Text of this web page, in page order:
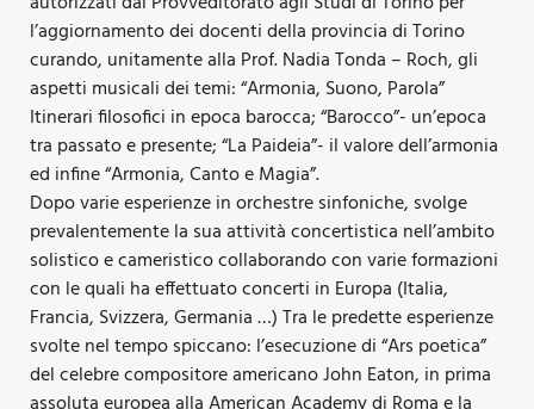
l’aggiornamento dei docenti della provincia di Torino
curando, unitamente alla Prof. Nadia Tonda – Roch, gli
aspetti musicali dei temi: “Armonia, Suono, Parola”
Itinerari filosofici in epoca barocca; “Barocco”- un’epoca
tra passato e presente; “La Paideia”- il valore dell’armonia
ed infine “Armonia, Canto e Magia”.
Dopo varie esperienze in orchestre sinfoniche, svolge
prevalentemente la sua attività concertistica nell’ambito
solistico e cameristico collaborando con varie formazioni
con le quali ha effettuato concerti in Europa (Italia,
Francia, Svizzera, Germania …) Tra le predette esperienze
svolte nel tempo spiccano: l’esecuzione di “Ars poetica”
del celebre compositore americano John Eaton, in prima